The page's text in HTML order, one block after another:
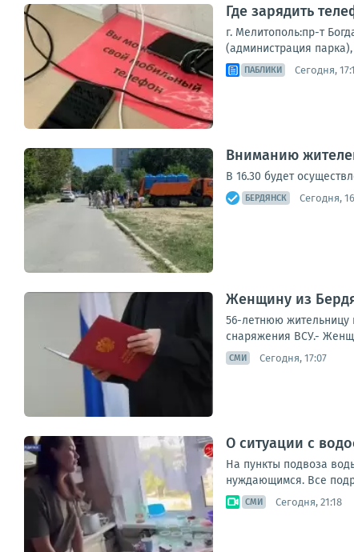
Где зарядить
г. Мелитополь:пр-т
(администрация
ПАБЛИКИ Сегодня,
Вниманию
В 16.30 будет
БЕРДЯНСК Сегодня,
Женщину из
56-летнюю жительницу
снаряжения ВСУ.-
СМИ Сегодня, 17:07
О ситуации с
На пункты подвоза
нуждающимся. Все
СМИ Сегодня, 21:18